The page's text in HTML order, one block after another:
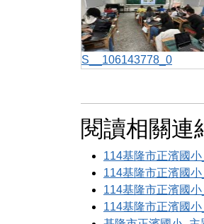
S__106143778_0
閱讀相關連
114基隆市正濱國
114基隆市正濱國
114基隆市正濱國
114基隆市正濱國